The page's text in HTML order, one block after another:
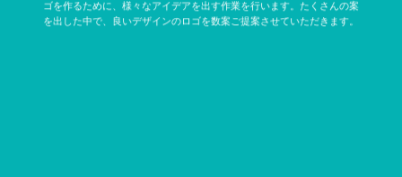
ゴを作るために、様々なアイデアを出す作業を行います。たくさんの案
を出した中で、良いデザインのロゴを数案ご提案させていただきます。